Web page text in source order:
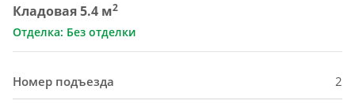
Кладовая 5.4 м2
Отделка: Без отделки
Номер подъезда 2